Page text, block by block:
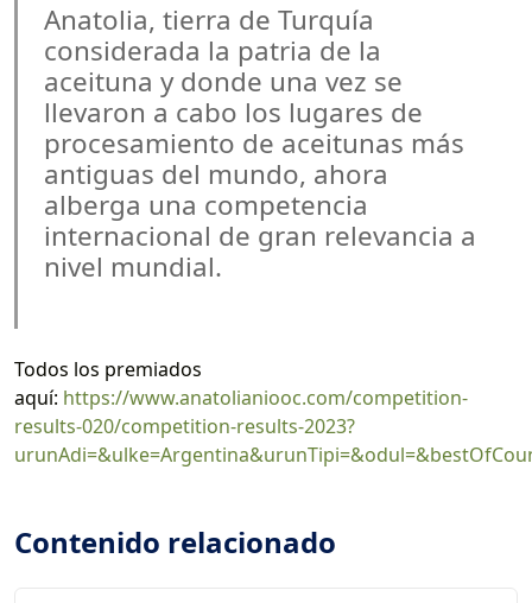
Anatolia, tierra de Turquía
considerada la patria de la
aceituna y donde una vez se
llevaron a cabo los lugares de
procesamiento de aceitunas más
antiguas del mundo, ahora
alberga una competencia
internacional de gran relevancia a
nivel mundial.
Todos los premiados
aquí: https://www.anatolianiooc.com/competition-
results-020/competition-results-2023?
Contenido relacionado